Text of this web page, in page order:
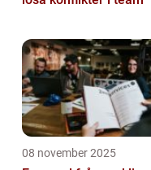
08 november 2025